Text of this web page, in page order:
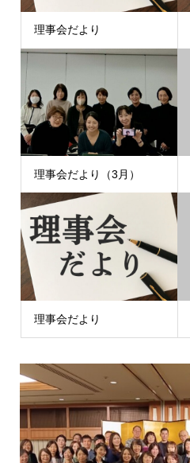
理事会だより
理事会だより（3月）
理事会だより